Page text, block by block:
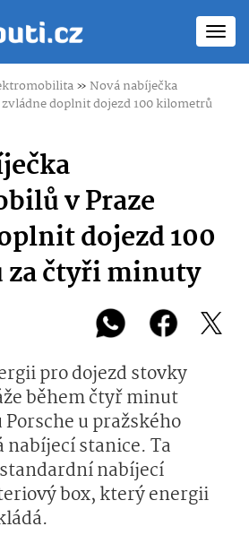
»Nová nabíječka
doplnit dojezd 100 kilometrů
v Praze
dojezd 100
čtyři minuty
pro dojezd stovky
během čtyř minut
u pražského
stanice. Ta
nabíjecí
box, který energii